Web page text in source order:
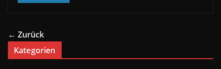
← Zurück
Kategorien